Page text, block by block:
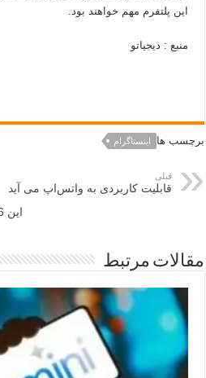
این پلتفرم مهم خواهند بود.
منبع : دیجیاتو
برچسب ها اینستاگرام
قبلی
قابلیت کاربردی به واتس‌اپ می آید
مقالات مرتبط